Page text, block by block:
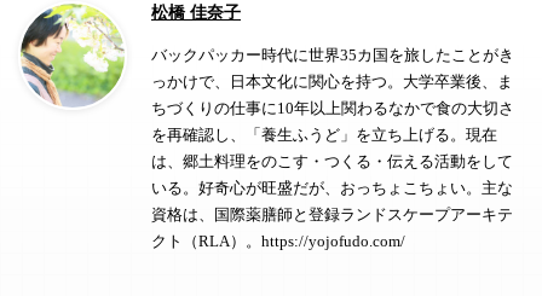
松橋 佳奈子
バックパッカー時代に世界35カ国を旅したことがき
っかけで、日本文化に関心を持つ。大学卒業後、ま
ちづくりの仕事に10年以上関わるなかで食の大切さ
を再確認し、
「養生ふうど」 を立ち上げる。現在
は、郷土料理をのこす・つくる・伝える活動をして
いる。好奇心が旺盛だが、おっちょこちょい。主な
資格は、国際薬膳師と登録ランドスケープアーキテ
クト（RLA）。 https://yojofudo.com/